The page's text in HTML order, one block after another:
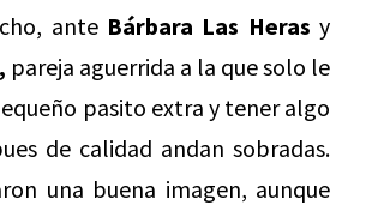
ante Bárbara Las Heras y
pareja aguerrida a la que solo le
pasito extra y tener algo
de calidad andan sobradas.
una buena imagen, aunque